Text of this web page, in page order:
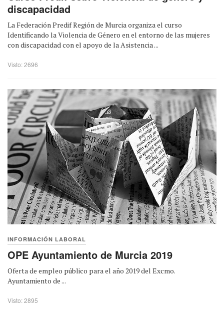
discapacidad
La Federación Predif Región de Murcia organiza el curso
Identificando la Violencia de Género en el entorno de las mujeres
con discapacidad con el apoyo de la Asistencia ...
Visto: 2696
INFORMACIÓN LABORAL
OPE Ayuntamiento de Murcia 2019
Oferta de empleo público para el año 2019 del Excmo.
Ayuntamiento de ...
Visto: 2895